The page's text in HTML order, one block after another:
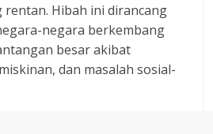
Hibah ini dirancang
negara berkembang
besar akibat
dan masalah sosial-